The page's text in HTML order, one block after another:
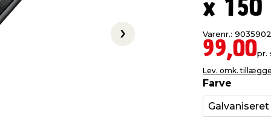
Next slide
x 150
Varenr.: 9035902
99,00pr.
Lev. omk.
Farve
Galvaniseret